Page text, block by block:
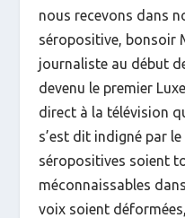
nous recevons dans
séropositive, bonsoir
journaliste au début
devenu le premier
direct à la télévision
s’est dit indigné par
séropositives soient
méconnaissables
voix soient